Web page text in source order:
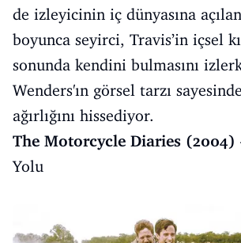
de izleyicinin iç dünyasına
boyunca seyirci, Travis’in içsel
sonunda kendini bulmasını
Wenders'ın görsel tarzı
ağırlığını hissediyor.
The Motorcycle Diaries (2004)
Yolu